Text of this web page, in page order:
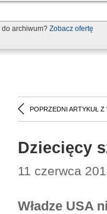
do archiwum? Zobacz ofertę
POPRZEDNI ARTYKUŁ Z
Dziecięcy
11 czerwca
Władze USA